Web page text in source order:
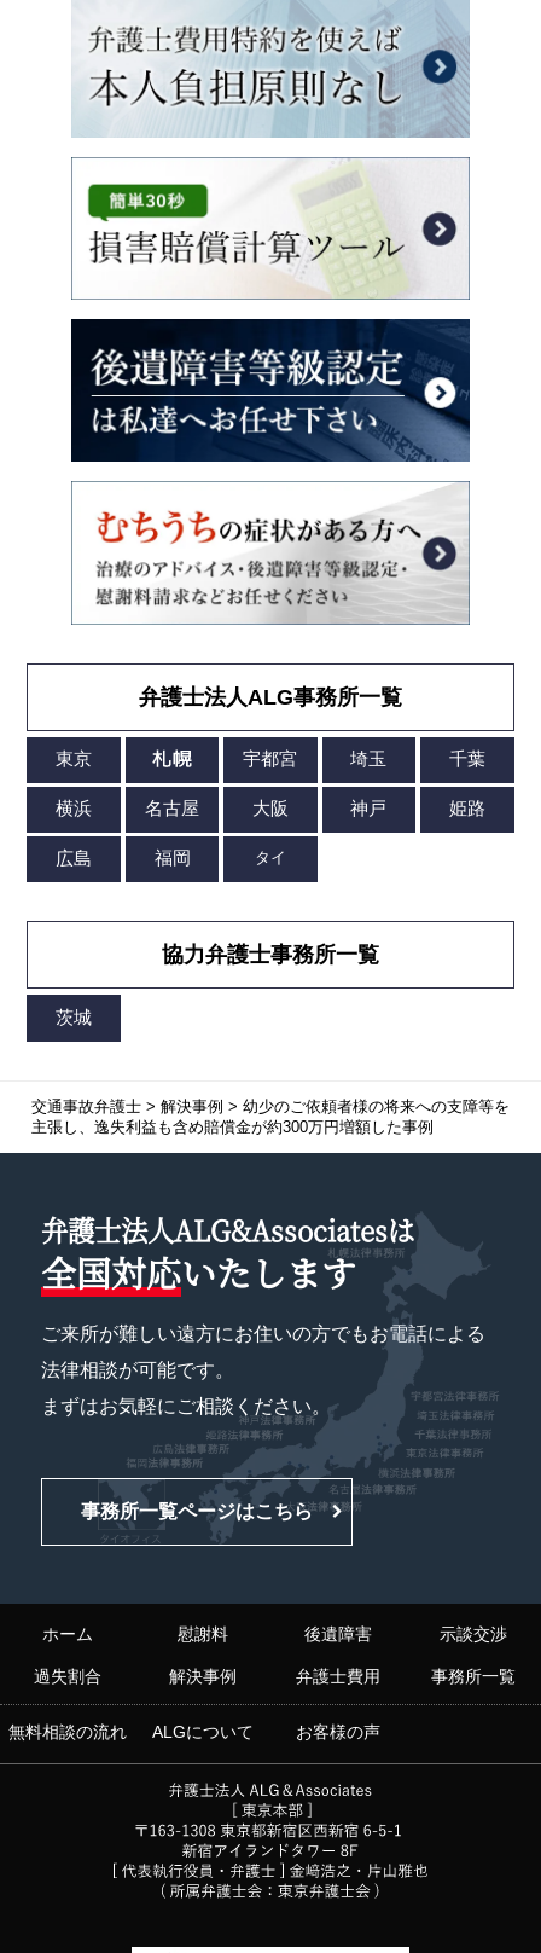
弁護士法人ALG事務所一覧
協力弁護士事務所一覧
交通事故弁護士> 解決事例 > 幼少のご依頼者様の将来への支障等を
主張し、逸失利益も含め賠償金が約300万円増額した事例
弁護士法人ALG&Associatesは
全国対応いたします
ご来所が難しい遠方にお住いの方でもお電話による
法律相談が可能です。
まずはお気軽にご相談ください。
事務所一覧ページはこちら
ホーム 慰謝料 後遺障害 示談交渉
過失割合 解決事例 弁護士費用 事務所一覧
無料相談の流れ ALGについて お客様の声